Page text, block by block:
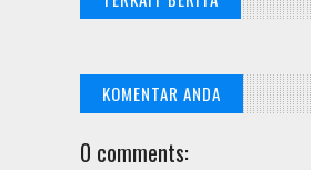
KOMENTAR ANDA
0 comments: